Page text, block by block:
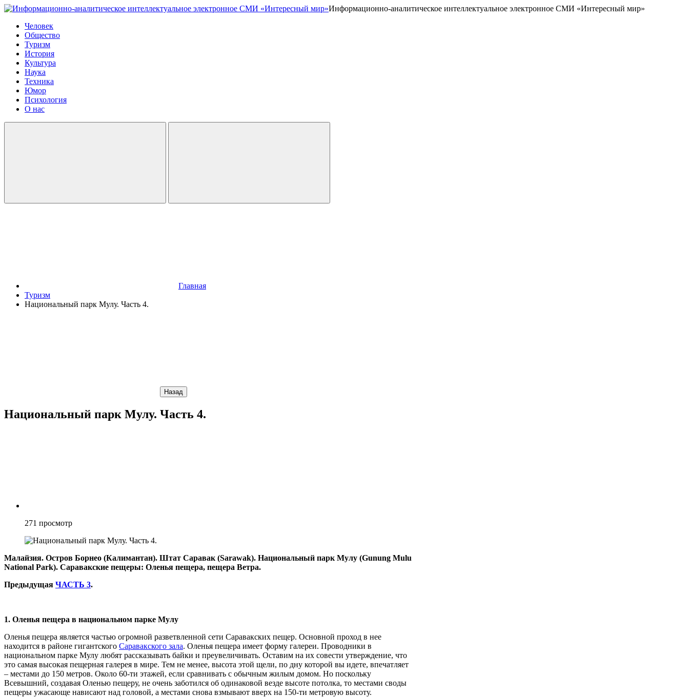
Информационно-аналитическое интеллектуальное электронное СМИ «Интересный мир»
Человек
Общество
Туризм
История
Культура
Наука
Техника
Юмор
Психология
О нас
Главная
Туризм
Национальный парк Мулу. Часть 4.
Назад
Национальный парк Мулу. Часть 4.
271 просмотр
Малайзия. Остров Борнео (Калимантан). Штат Саравак (Sarawak). Национальный парк Мулу (Gunung Mulu
National Park). Саравакские пещеры: Оленья пещера, пещера Ветра.
Предыдущая ЧАСТЬ 3.
1. Оленья пещера в национальном парке Мулу
Оленья пещера является частью огромной разветвленной сети Саравакских пещер. Основной проход в нее
находится в районе гигантского Саравакского зала. Оленья пещера имеет форму галереи. Проводники в
национальном парке Мулу любят рассказывать байки и преувеличивать. Оставим на их совести утверждение, что
это самая высокая пещерная галерея в мире. Тем не менее, высота этой щели, по дну которой вы идете, впечатляет
– местами до 150 метров. Около 60-ти этажей, если сравнивать с обычным жилым домом. Но поскольку
Всевышний, создавая Оленью пещеру, не очень заботился об одинаковой везде высоте потолка, то местами своды
пещеры ужасающе нависают над головой, а местами снова взмывают вверх на 150-ти метровую высоту.